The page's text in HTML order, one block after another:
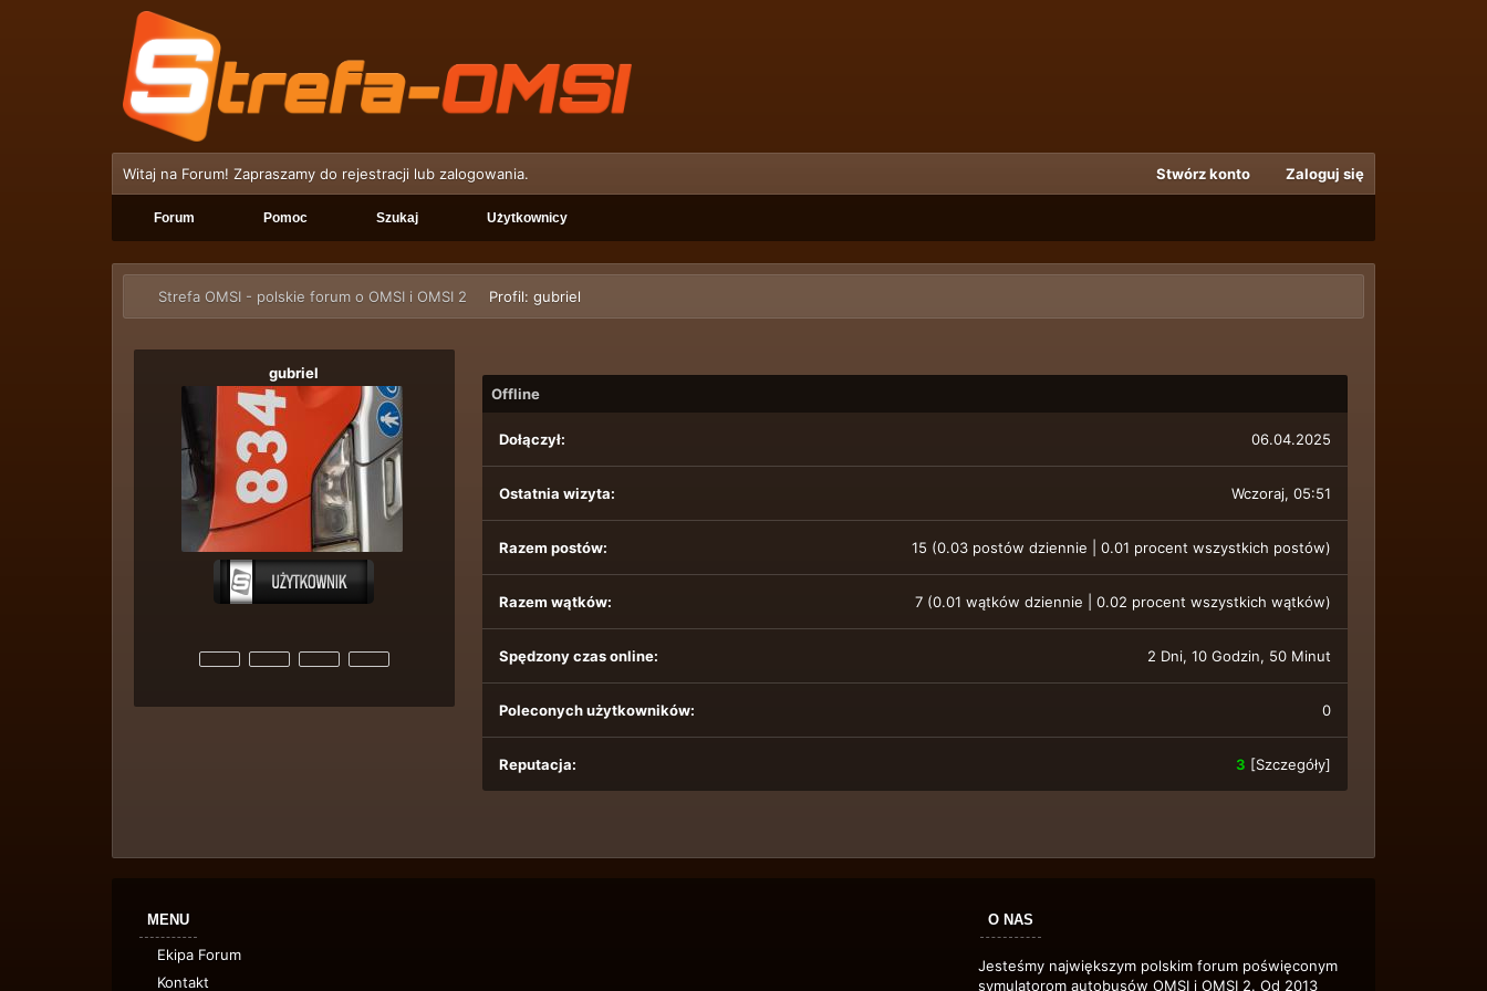
Witaj na Forum! Zapraszamy do rejestracji lub zalogowania. Stwórz konto Zaloguj się
Forum Pomoc Szukaj Użytkownicy
Strefa OMSI - polskie forum o OMSI i OMSI 2 Profil: gubriel
gubriel
Offline
Dołączył: 06.04.2025
Ostatnia wizyta: Wczoraj, 05:51
Razem postów: 15 (0.03 postów dziennie | 0.01 procent wszystkich postów)
Razem wątków: 7 (0.01 wątków dziennie | 0.02 procent wszystkich wątków)
Spędzony czas online: 2 Dni, 10 Godzin, 50 Minut
Poleconych użytkowników: 0
Reputacja: 3 [Szczegóły]
MENU
Ekipa Forum
Kontakt
O NAS
Jesteśmy największym polskim forum poświęconym
symulatorom autobusów OMSI i OMSI 2. Od 2013